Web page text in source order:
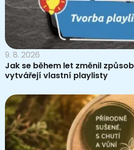
9. 8. 2026
Jak se během let změnil
vytvářejí vlastní playlisty